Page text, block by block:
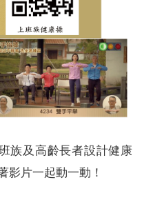
族及高齡長者設計健康
影片一起動一動！